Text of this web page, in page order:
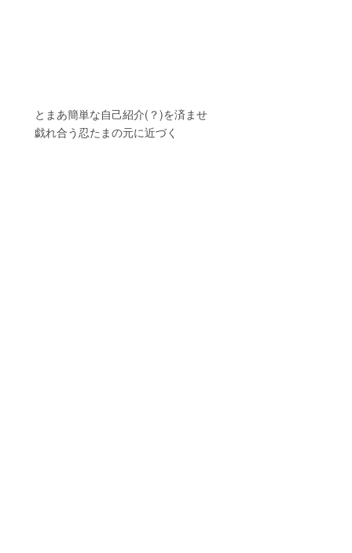
とまあ簡単な自己紹介(？)を済ませ
戯れ合う忍たまの元に近づく